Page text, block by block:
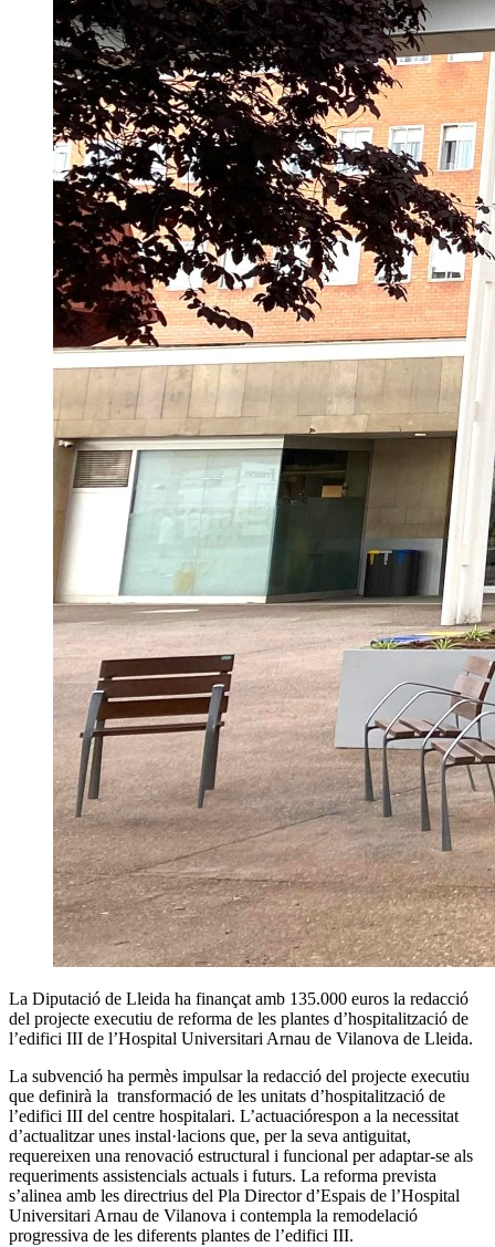
La Diputació de Lleida ha finançat amb 135.000 euros la redacció
del projecte executiu de reforma de les plantes d’hospitalització de
l’edifici III de l’Hospital Universitari Arnau de Vilanova de Lleida.
La subvenció ha permès impulsar la redacció del projecte executiu
que definirà la transformació de les unitats d’hospitalització de
l’edifici III del centre hospitalari. L’actuaciórespon a la necessitat
d’actualitzar unes instal·lacions que, per la seva antiguitat,
requereixen una renovació estructural i funcional per adaptar-se als
requeriments assistencials actuals i futurs. La reforma prevista
s’alinea amb les directrius del Pla Director d’Espais de l’Hospital
Universitari Arnau de Vilanova i contempla la remodelació
progressiva de les diferents plantes de l’edifici III.